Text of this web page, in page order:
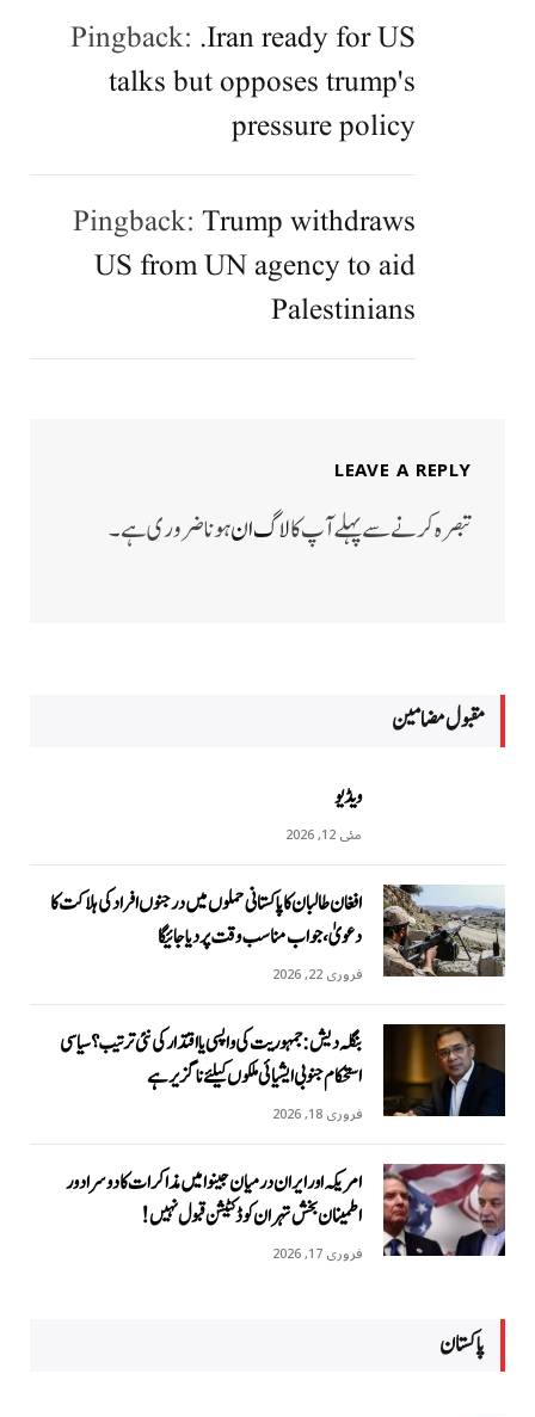
Pingback: .Iran ready for US
talks but opposes trump's
pressure policy
Pingback: Trump withdraws
US from UN agency to aid
Palestinians
LEAVE A REPLY
تبصرہ کرنے سے پہلے آپ کالاگ انہونا ضروری ہے۔
مقبول مضامين
ویڈیو
مئی 12, 2026
افغان طالبان کا پاکستانی حملوں میں درجنوں افراد کی ہلاکت کا
دعویٰ، جواب مناسب وقت پر دیا جائیگا
فروری 22, 2026
بنگلہ دیش: جمہوریت کی واپسی یا اقتدار کی نئی ترتیب؟ سیاسی
استحکام جنوبی ایشیائی ملکوں کیلئے ناگزیر ہے
فروری 18, 2026
امریکہ اور ایران درمیان جینوا میں مذاکرات کا دوسرا دور
اطمینان بخش تہران کو ڈکٹیشن قبول نہیں!
فروری 17, 2026
پاکستان